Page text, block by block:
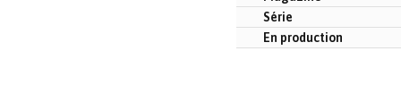
Série
En production